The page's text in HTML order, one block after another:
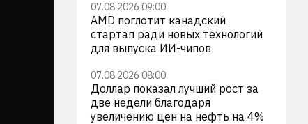
07.08.2026 09:00
AMD поглотит канадский
стартап ради новых технологий
для выпуска ИИ-чипов
07.08.2026 08:00
Доллар показал лучший рост за
две недели благодаря
увеличению цен на нефть на 4%